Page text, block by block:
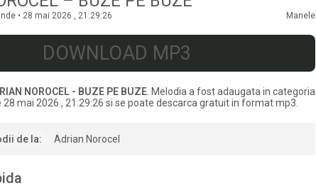
• 28 mai 2026 , 21:29:26 Manele
DOWNLOAD MP3
NOROCEL - BUZE PE BUZE . Melodia a fost adaugata in categoria
mai 2026 , 21:29:26 si se poate descarca gratuit in format mp3.
de la: Adrian Norocel